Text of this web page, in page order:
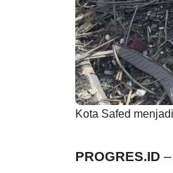
Kota Safed
PROGRES.ID